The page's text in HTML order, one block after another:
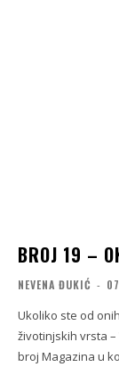
BROJ 19 –
NEVENA ĐUKIĆ -
Ukoliko ste od
životinjskih vrsta
broj Magazina u